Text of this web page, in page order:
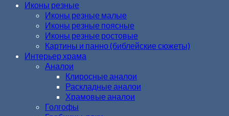
Иконы резные
Иконы резные малые
Иконы резные поясные
Иконы резные ростовые
Картины и панно (библейские сюжеты)
Интерьер храма
Аналои
Клиросные аналои
Раскладные аналои
Храмовые аналои
Голгофы